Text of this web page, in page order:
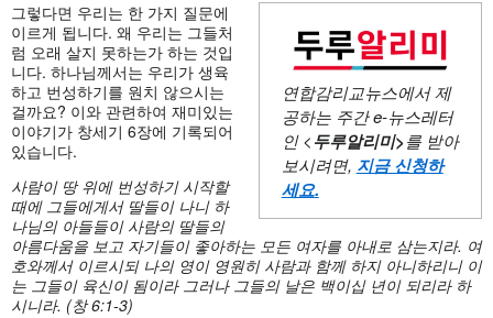
연합감리교뉴스에서 제
공하는 주간e-뉴스레터
인 <두루알리미>를 받아
보시려면, 지금 신청하
세요.
그렇다면 우리는 한 가지 질문에
이르게 됩니다. 왜 우리는 그들처
럼 오래 살지 못하는가 하는 것입
니다. 하나님께서는 우리가 생육
하고 번성하기를 원치 않으시는
걸까요? 이와 관련하여 재미있는
이야기가 창세기 6장에 기록되어
있습니다.
사람이 땅 위에 번성하기 시작할
때에 그들에게서 딸들이 나니 하
나님의 아들들이 사람의 딸들의
아름다움을 보고 자기들이 좋아하는 모든 여자를 아내로 삼는지라. 여
호와께서 이르시되 나의 영이 영원히 사람과 함께 하지 아니하리니 이
는 그들이 육신이 됨이라 그러나 그들의 날은 백이십 년이 되리라 하
시니라. (창 6:1-3)